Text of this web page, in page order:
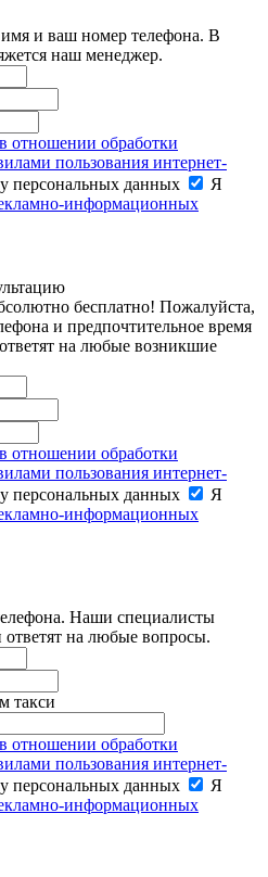
и ваш номер телефона. В
наш менеджер.
отношении обработки
пользования интернет-
персональных данных
Я
информационных
бесплатно! Пожалуйста,
и предпочтительное время
на любые возникшие
отношении обработки
пользования интернет-
персональных данных
Я
информационных
Наши специалисты
на любые вопросы.
такси
отношении обработки
пользования интернет-
персональных данных
Я
информационных